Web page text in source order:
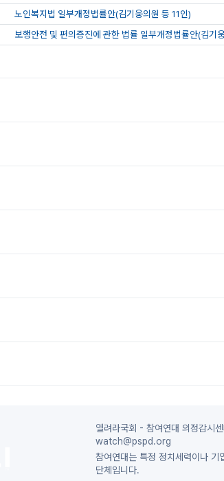
노인복지법 일부개정법률안(김기웅의원 등 11인)
보행안전 및 편의증진에 관한 법률 일부개정법률안(김기
열려라국회 - 참여연대 의정감
watch@pspd.org
참여연대는 특정 정치세력이나
단체입니다.